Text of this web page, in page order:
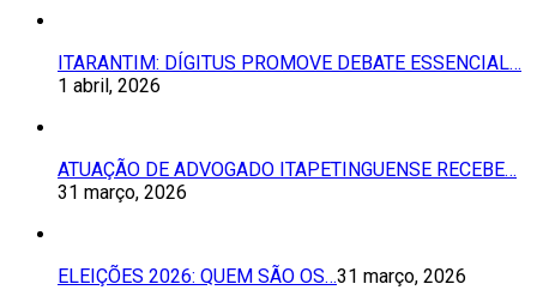
ITARANTIM: DÍGITUS PROMOVE DEBATE ESSENCIAL…
1 abril, 2026
ATUAÇÃO DE ADVOGADO ITAPETINGUENSE RECEBE…
31 março, 2026
ELEIÇÕES 2026: QUEM SÃO OS…31 março, 2026